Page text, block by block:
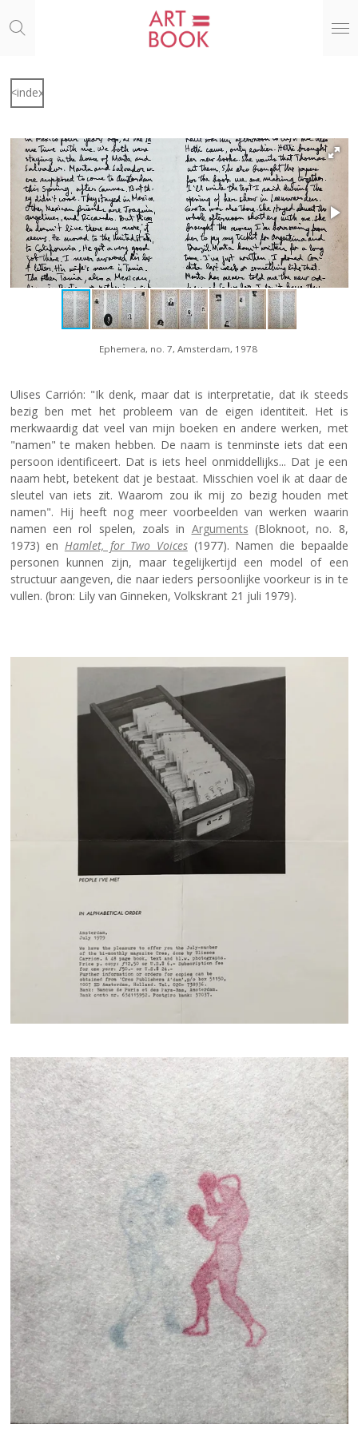
direct
hoofdinhoud
<index
Ephemera, no. 7, Amsterdam, 1978
Ulises Carrión: "Ik denk, maar dat is interpretatie, dat ik steeds
bezig ben met het probleem van de eigen identiteit. Het is
merkwaardig dat veel van mijn boeken en andere werken, met
"namen" te maken hebben. De naam is tenminste iets dat een
persoon identificeert. Dat is iets heel onmiddellijks... Dat je een
naam hebt, betekent dat je bestaat. Misschien voel ik at daar de
sleutel van iets zit. Waarom zou ik mij zo bezig houden met
namen". Hij heeft nog meer voorbeelden van werken waarin
namen een rol spelen, zoals in Arguments (Bloknoot, no. 8,
1973) en Hamlet, for Two Voices(1977). Namen die bepaalde
personen kunnen zijn, maar tegelijkertijd een model of een
structuur aangeven, die naar ieders persoonlijke voorkeur is in te
vullen. (bron: Lily van Ginneken, Volkskrant 21 juli 1979).